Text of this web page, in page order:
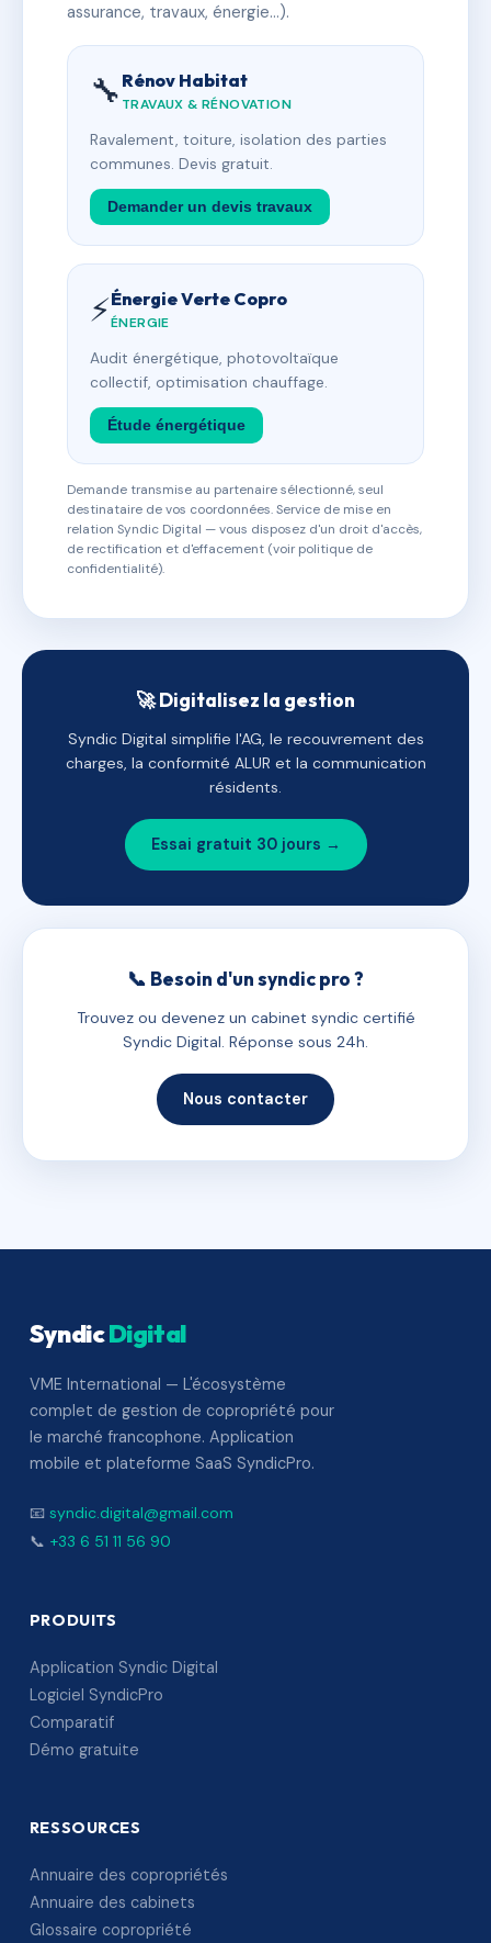
assurance, travaux, énergie…).
🔧 Rénov Habitat
TRAVAUX & RÉNOVATION
Ravalement, toiture, isolation des parties
communes. Devis gratuit.
Demander un devis travaux
⚡Énergie Verte Copro
ÉNERGIE
Audit énergétique, photovoltaïque
collectif, optimisation chauffage.
Étude énergétique
Demande transmise au partenaire sélectionné, seul
destinataire de vos coordonnées. Service de mise en
relation Syndic Digital — vous disposez d'un droit d'accès,
de rectification et d'effacement (voir politique de
confidentialité).
🚀 Digitalisez la gestion
Syndic Digital simplifie l'AG, le recouvrement des
charges, la conformité ALUR et la communication
résidents.
Essai gratuit 30 jours →
📞 Besoin d'un syndic pro ?
Trouvez ou devenez un cabinet syndic certifié
Syndic Digital. Réponse sous 24h.
Nous contacter
SyndicDigital
VME International — L'écosystème
complet de gestion de copropriété pour
le marché francophone. Application
mobile et plateforme SaaS SyndicPro.
📧 syndic.digital@gmail.com
📞 +33 6 51 11 56 90
PRODUITS
Application Syndic Digital
Logiciel SyndicPro
Comparatif
Démo gratuite
RESSOURCES
Annuaire des copropriétés
Annuaire des cabinets
Glossaire copropriété